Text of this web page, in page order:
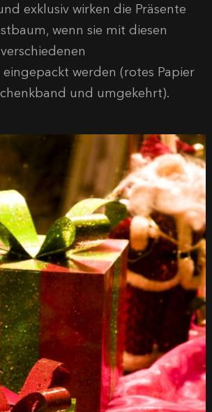
exklusiv wirken die Präsente
wenn sie mit diesen
werden (rotes Papier
und umgekehrt).